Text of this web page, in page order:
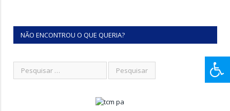
NÃO ENCONTROU O QUE QUERIA?